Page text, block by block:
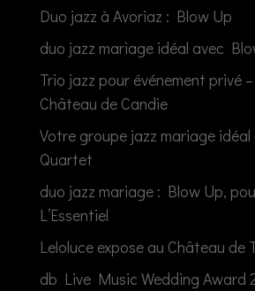
Duo jazz à Avoriaz : Blow Up
duo jazz mariage idéal avec
Trio jazz pour événement privé
Château de Candie
Votre groupe jazz mariage idéal
Quartet
duo jazz mariage : Blow Up,
L’Essentiel
Leloluce expose au Château de
db Live Music Wedding Award